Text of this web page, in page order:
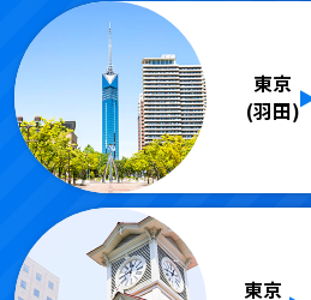
東京
(羽田)
東京